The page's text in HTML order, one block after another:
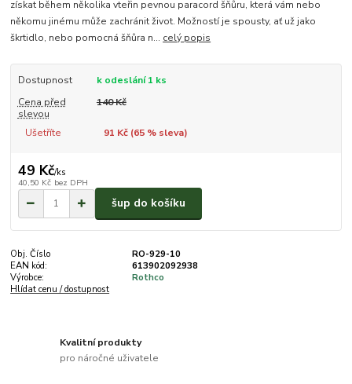
získat během několika vteřin pevnou paracord šňůru, která vám nebo
někomu jinému může zachránit život. Možností je spousty, ať už jako
škrtidlo, nebo pomocná šňůra n... celý popis
Dostupnost
k odeslání 1 ks
Cena před
slevou
140 Kč
Ušetříte 91 Kč (65% sleva)
49 Kč/ks
40,50 Kč bez DPH
šup do košíku
Obj. Číslo
RO-929-10
EAN kód:
613902092938
Výrobce:
Rothco
Hlídat cenu / dostupnost
Kvalitní produkty
pro náročné uživatele